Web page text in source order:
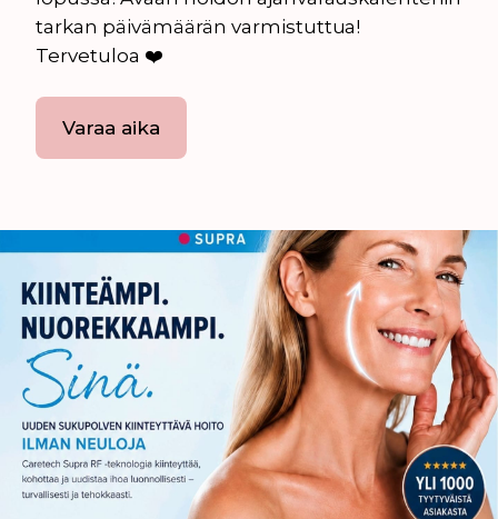
tarkan päivämäärän varmistuttua!
Tervetuloa ❤️
Varaa aika